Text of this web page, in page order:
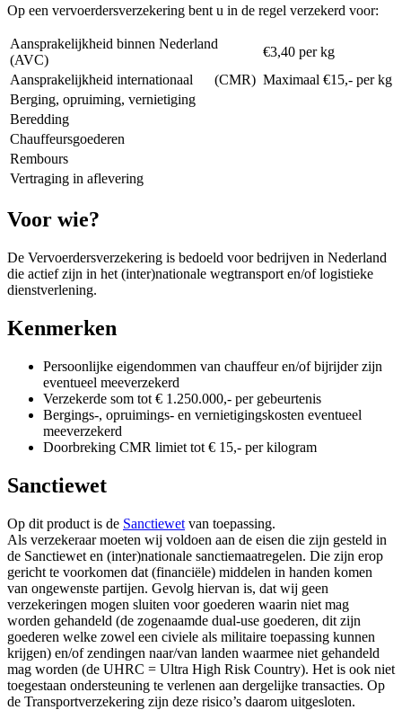
Op een vervoerdersverzekering bent u in de regel verzekerd voor:
Aansprakelijkheid binnen Nederland
(AVC)
€3,40 per kg
Aansprakelijkheid internationaal (CMR) Maximaal €15,- per kg
Berging, opruiming, vernietiging
Beredding
Chauffeursgoederen
Rembours
Vertraging in aflevering
Voor wie?
De Vervoerdersverzekering is bedoeld voor bedrijven in Nederland
die actief zijn in het (inter)nationale wegtransport en/of logistieke
dienstverlening.
Kenmerken
Persoonlijke eigendommen van chauffeur en/of bijrijder zijn
eventueel meeverzekerd
Verzekerde som tot € 1.250.000,- per gebeurtenis
Bergings-, opruimings- en vernietigingskosten eventueel
meeverzekerd
Doorbreking CMR limiet tot € 15,- per kilogram
Sanctiewet
Op dit product is de Sanctiewet van toepassing.
Als verzekeraar moeten wij voldoen aan de eisen die zijn gesteld in
de Sanctiewet en (inter)nationale sanctiemaatregelen. Die zijn erop
gericht te voorkomen dat (financiële) middelen in handen komen
van ongewenste partijen. Gevolg hiervan is, dat wij geen
verzekeringen mogen sluiten voor goederen waarin niet mag
worden gehandeld (de zogenaamde dual-use goederen, dit zijn
goederen welke zowel een civiele als militaire toepassing kunnen
krijgen) en/of zendingen naar/van landen waarmee niet gehandeld
mag worden (de UHRC = Ultra High Risk Country). Het is ook niet
toegestaan ondersteuning te verlenen aan dergelijke transacties. Op
de Transportverzekering zijn deze risico’s daarom uitgesloten.